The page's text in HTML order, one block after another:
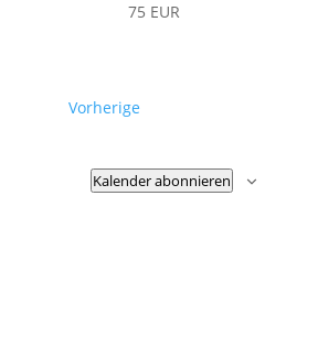
75 EUR
VorherigeVeranstaltungen
Kalender abonnieren